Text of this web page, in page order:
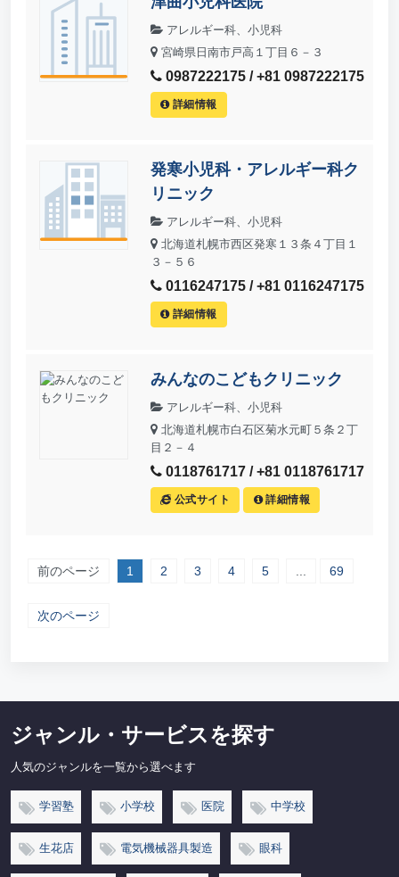
アレルギー科、小児科
宮崎県日南市戸高１丁目６－３
0987222175 / +81 0987222175
詳細情報
発寒小児科・アレルギー科ク
リニック
アレルギー科、小児科
北海道札幌市西区発寒１３条４丁目１
３－５６
0116247175 / +81 0116247175
詳細情報
みんなのこどもクリニック
アレルギー科、小児科
北海道札幌市白石区菊水元町５条２丁
目２－４
0118761717 / +81 0118761717
公式サイト 詳細情報
前のページ 1 2 3 4 5 69
次のページ
ジャンル・サービスを探す
人気のジャンルを一覧から選べます
学習塾 小学校 医院 中学校
生花店 電気機械器具製造 眼科